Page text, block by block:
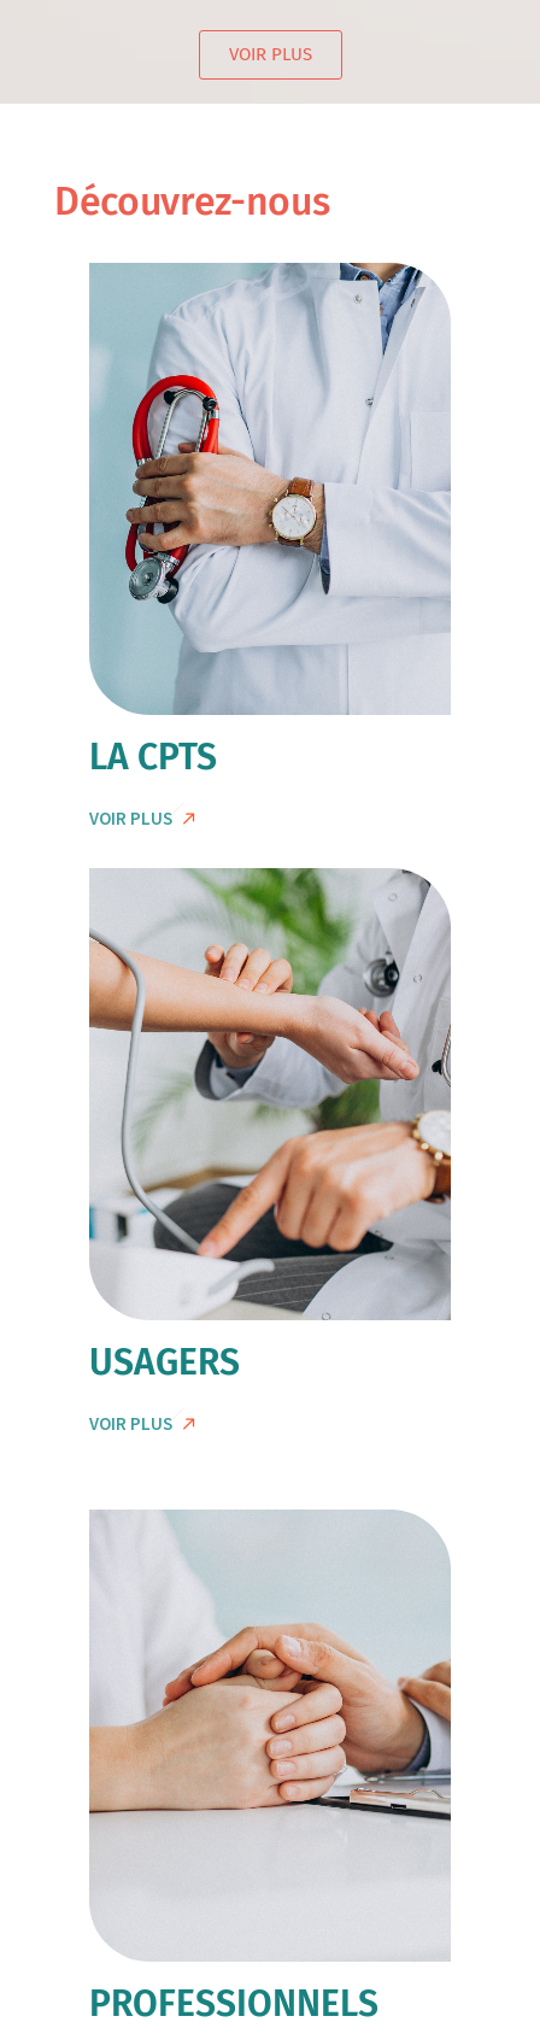
VOIR PLUS
Découvrez-nous
LA CPTS
VOIR PLUS
USAGERS
VOIR PLUS
PROFESSIONNELS